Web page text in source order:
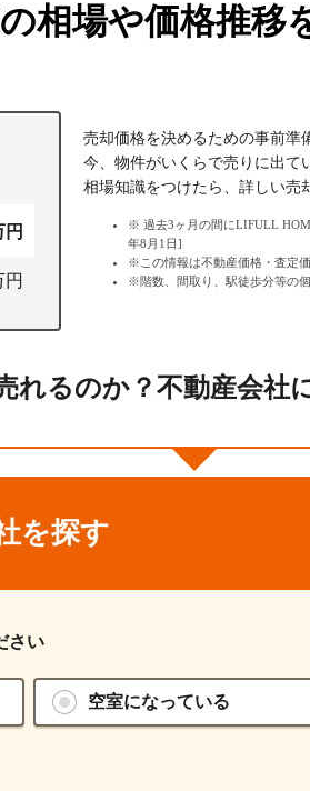
相場や価格推移
円
円
売却価格を決めるための事前準
今、物件がいくらで売りに出て
相場知識をつけたら、詳しい売
過去3ヶ月の間にLIFULL
年8月1日]
この情報は不動産価格・査定
階数、間取り、駅徒歩分等の
れるのか？不動産会社
を探す
さい
空室になっている